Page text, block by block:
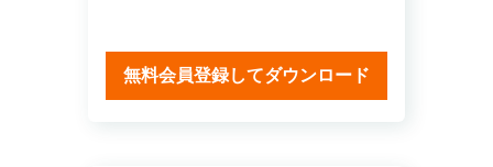
無料会員登録してダウンロード